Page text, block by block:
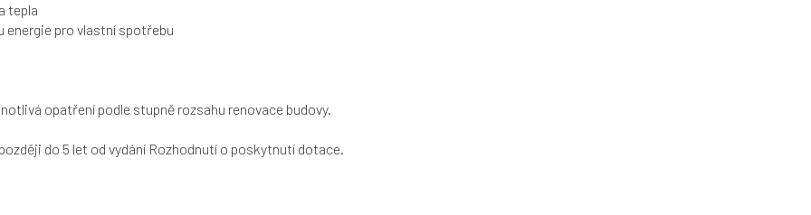
tepla
energie pro vlastní spotřebu
opatření podle stupně rozsahu renovace budovy.
do 5 let od vydání Rozhodnutí o poskytnutí dotace.